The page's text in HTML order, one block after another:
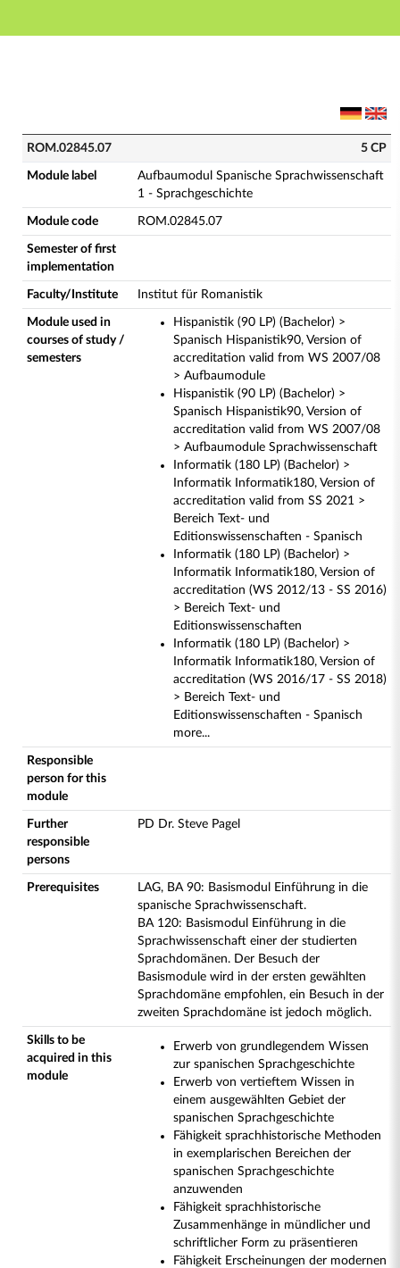
Main navigation
ROM.02845.07 - Aufbaumodul Spanische
ROM.02845.07 5 CP
Module label
Aufbaumodul Spanische Sprachwissenschaft
1 - Sprachgeschichte
Module code ROM.02845.07
Semester of first
implementation
Faculty/Institute Institut für Romanistik
Module used in
courses of study /
semesters
Hispanistik (90 LP) (Bachelor) >
Spanisch Hispanistik90, Version of
accreditation valid from WS 2007/08
> Aufbaumodule
Hispanistik (90 LP) (Bachelor) >
Spanisch Hispanistik90, Version of
accreditation valid from WS 2007/08
> Aufbaumodule Sprachwissenschaft
Informatik (180 LP) (Bachelor) >
Informatik Informatik180, Version of
accreditation valid from SS 2021 >
Bereich Text- und
Editionswissenschaften - Spanisch
Informatik (180 LP) (Bachelor) >
Informatik Informatik180, Version of
accreditation (WS 2012/13 - SS 2016)
> Bereich Text- und
Editionswissenschaften
Informatik (180 LP) (Bachelor) >
Informatik Informatik180, Version of
accreditation (WS 2016/17 - SS 2018)
> Bereich Text- und
Editionswissenschaften - Spanisch
more...
Responsible
person for this
module
Further
responsible
persons
PD Dr. Steve Pagel
Prerequisites
LAG, BA 90: Basismodul Einführung in die
spanische Sprachwissenschaft.
BA 120: Basismodul Einführung in die
Sprachwissenschaft einer der studierten
Sprachdomänen. Der Besuch der
Basismodule wird in der ersten gewählten
Sprachdomäne empfohlen, ein Besuch in der
zweiten Sprachdomäne ist jedoch möglich.
Skills to be
acquired in this
module
Erwerb von grundlegendem Wissen
zur spanischen Sprachgeschichte
Erwerb von vertieftem Wissen in
einem ausgewählten Gebiet der
spanischen Sprachgeschichte
Fähigkeit sprachhistorische Methoden
in exemplarischen Bereichen der
spanischen Sprachgeschichte
anzuwenden
Fähigkeit sprachhistorische
Zusammenhänge in mündlicher und
schriftlicher Form zu präsentieren
Fähigkeit Erscheinungen der modernen